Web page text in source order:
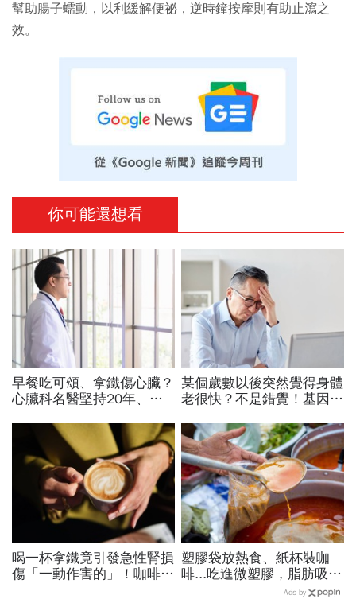
幫助腸子蠕動，以利緩解便祕，逆時鐘按摩則有助止瀉之
效。
你可能還想看
早餐吃可頌、拿鐵傷心臟？
心臟科名醫堅持20年、早
喝咖啡前先喝「這1杯」更
某個歲數以後突然覺得身體
老很快？不是錯覺！基因醫
崖式衰老」，6招延緩老化
喝一杯拿鐵竟引發急性腎損
傷「一動作害的」！咖啡冰
塑膠袋放熱食、紙杯裝咖
啡...吃進微塑膠，脂肪吸收
暴增145%！減重醫師只做
Ads by